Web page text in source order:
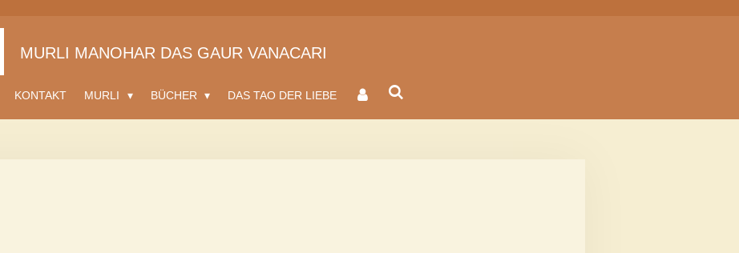
MURLI MANOHAR DAS GAUR VANACARI
KONTAKT MURLI BÜCHER DAS TAO DER LIEBE